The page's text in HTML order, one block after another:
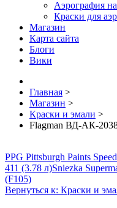
Аэрография
Краски для
Магазин
Карта сайта
Блоги
Вики
Главная >
Магазин >
Краски и эмали >
Flagman ВД-АК-
PPG Pittsburgh Paints
411 (3.78 л)Sniezka
(F105)
Вернуться к: Краски и